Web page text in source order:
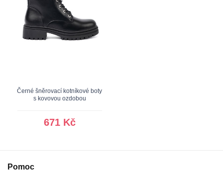
Černé šněrovací kotníkové boty
s kovovou ozdobou
671 Kč
Pomoc